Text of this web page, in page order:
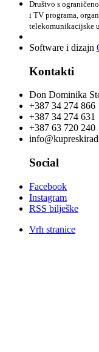
Društvo s
i TV programa,
telekomunikacijske
Software i dizajn
Kontakti
Don Dominika
+387 34 274 866
+387 34 274 631
+387 63 720 240
Social
Facebook
Instagram
RSS bilješke
Vrh stranice